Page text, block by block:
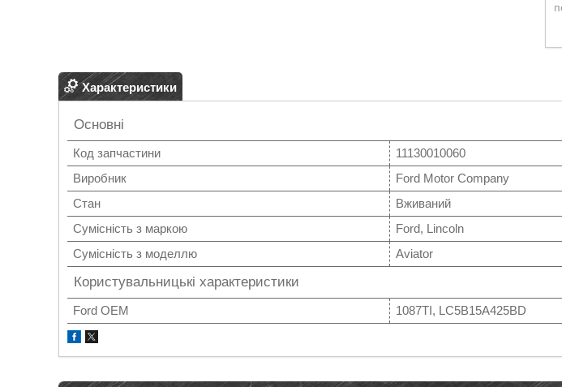
Характеристики
Основні
Код запчастини
11130010060
Виробник
Ford Motor Company
Стан
Вживаний
Сумісність з маркою
Ford, Lincoln
Сумісність з моделлю
Aviator
Користувальницькі характеристики
Ford OEM 1087TI, LC5B15A425BD